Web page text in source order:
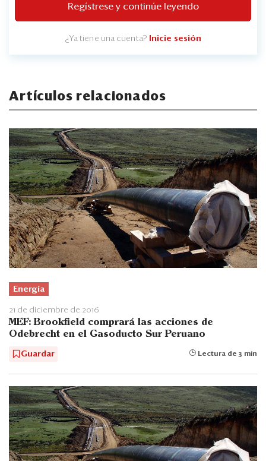
Regístrese y continúe leyendo
¿Ya tiene una cuenta? Inicie sesión
Artículos relacionados
Energía
21 de diciembre de 2016
MEF: Brookfield comprará las acciones de
Odebrecht en el Gasoducto Sur Peruano
Guardar Lectura de 3 min